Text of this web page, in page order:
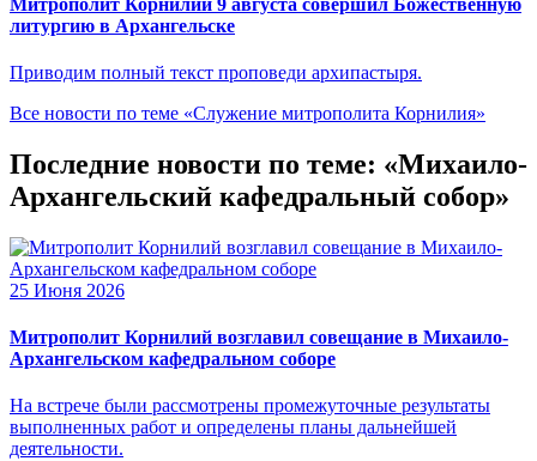
литургию в Архангельске
Приводим полный текст проповеди архипастыря.
Все новости по теме «Служение митрополита Корнилия»
Последние новости по теме: «Михаило-
Архангельский кафедральный собор»
25 Июня 2026
Митрополит Корнилий возглавил совещание в Михаило-
Архангельском кафедральном соборе
На встрече были рассмотрены промежуточные результаты
выполненных работ и определены планы дальнейшей
деятельности.